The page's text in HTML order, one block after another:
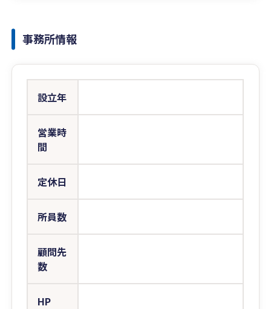
事務所情報
設立年
営業時
間
定休日
所員数
顧問先
数
HP